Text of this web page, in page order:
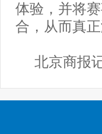
体验，并将
合，从而真
北京商报